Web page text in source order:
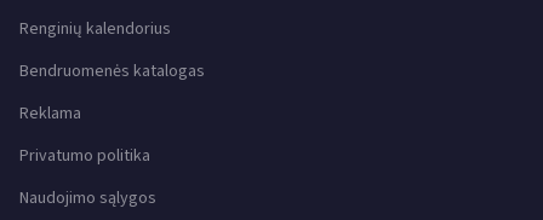
Renginių kalendorius
Bendruomenės katalogas
Reklama
Privatumo politika
Naudojimo sąlygos